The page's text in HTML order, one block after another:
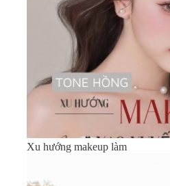
Xu hướng makeup làm